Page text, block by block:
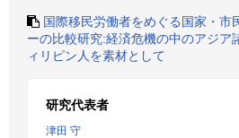
国際移民労働者をめぐる国家・市
ーの比較研究:経済危機の中のアジア
ィリピン人を素材として
研究代表者
津田 守